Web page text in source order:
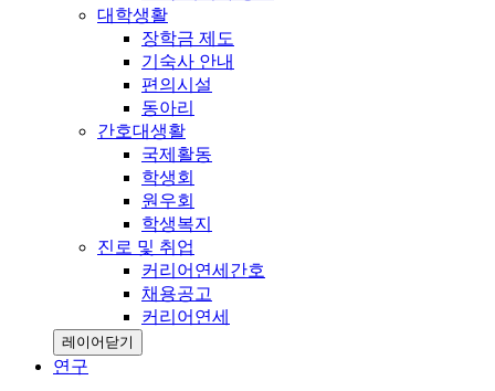
대학생활
장학금 제도
기숙사 안내
편의시설
동아리
간호대생활
국제활동
학생회
원우회
학생복지
진로 및 취업
커리어연세간호
채용공고
커리어연세
레이어닫기
연구